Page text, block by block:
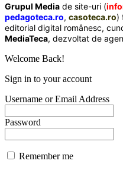
Grupul Media de site-uri (
pedagoteca.ro, casoteca.ro)
editorial digital românesc,
MediaTeca, dezvoltat de
Welcome Back!
Sign in to your account
Username or Email Address
Password
Remember me